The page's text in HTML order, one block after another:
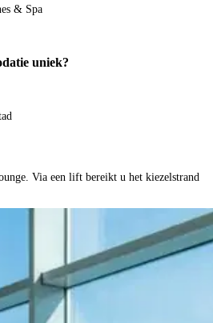
& Spa
uniek?
Via een lift bereikt u het kiezelstrand